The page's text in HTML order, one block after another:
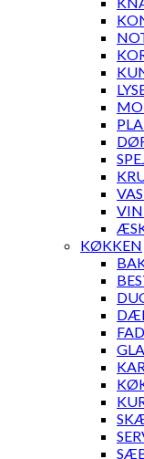
KØKKEN